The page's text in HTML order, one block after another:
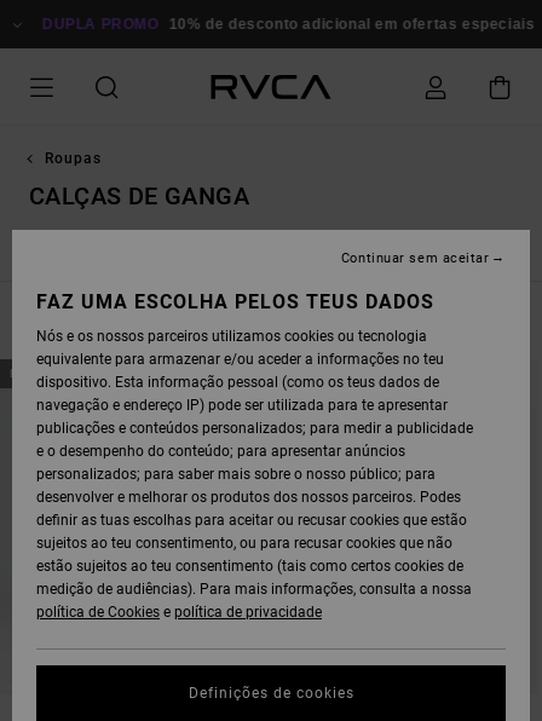
PARA
GRELHA
DUPLA PROMO 10% de desconto adicional em ofertas especiais
Roupas
CALÇAS DE GANGA
Calções / Saias Vestidos /
AVANÇAR
PARA
PROCURAR
CRITÉRIOS
AVANÇAR
PARA
ORDENAR
NOVO PRODUTO NOVO PRODUTO
FAZ UMA ESCOLHA PELOS TEUS DADOS
Nós e os nossos parceiros utilizamos cookies ou tecnologia
equivalente para armazenar e/ou aceder a informações no teu
dispositivo. Esta informação pessoal (como os teus dados de
navegação e endereço IP) pode ser utilizada para te apresentar
publicações e conteúdos personalizados; para medir a publicidade
e o desempenho do conteúdo; para apresentar anúncios
personalizados; para saber mais sobre o nosso público; para
desenvolver e melhorar os produtos dos nossos parceiros. Podes
definir as tuas escolhas para aceitar ou recusar cookies que estão
sujeitos ao teu consentimento, ou para recusar cookies que não
estão sujeitos ao teu consentimento (tais como certos cookies de
medição de audiências). Para mais informações, consulta a nossa
política de Cookies e política de privacidade
Definições de cookies
Continuar sem aceitar